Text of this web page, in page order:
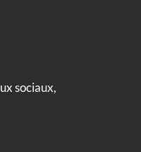
sociaux,